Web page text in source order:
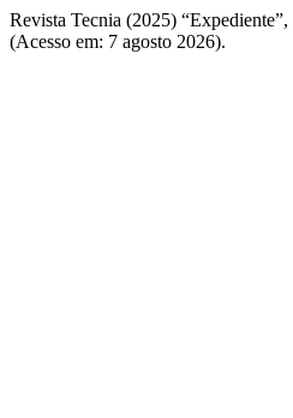
Revista Tecnia (2025) “Expediente”,
(Acesso em: 7 agosto 2026).